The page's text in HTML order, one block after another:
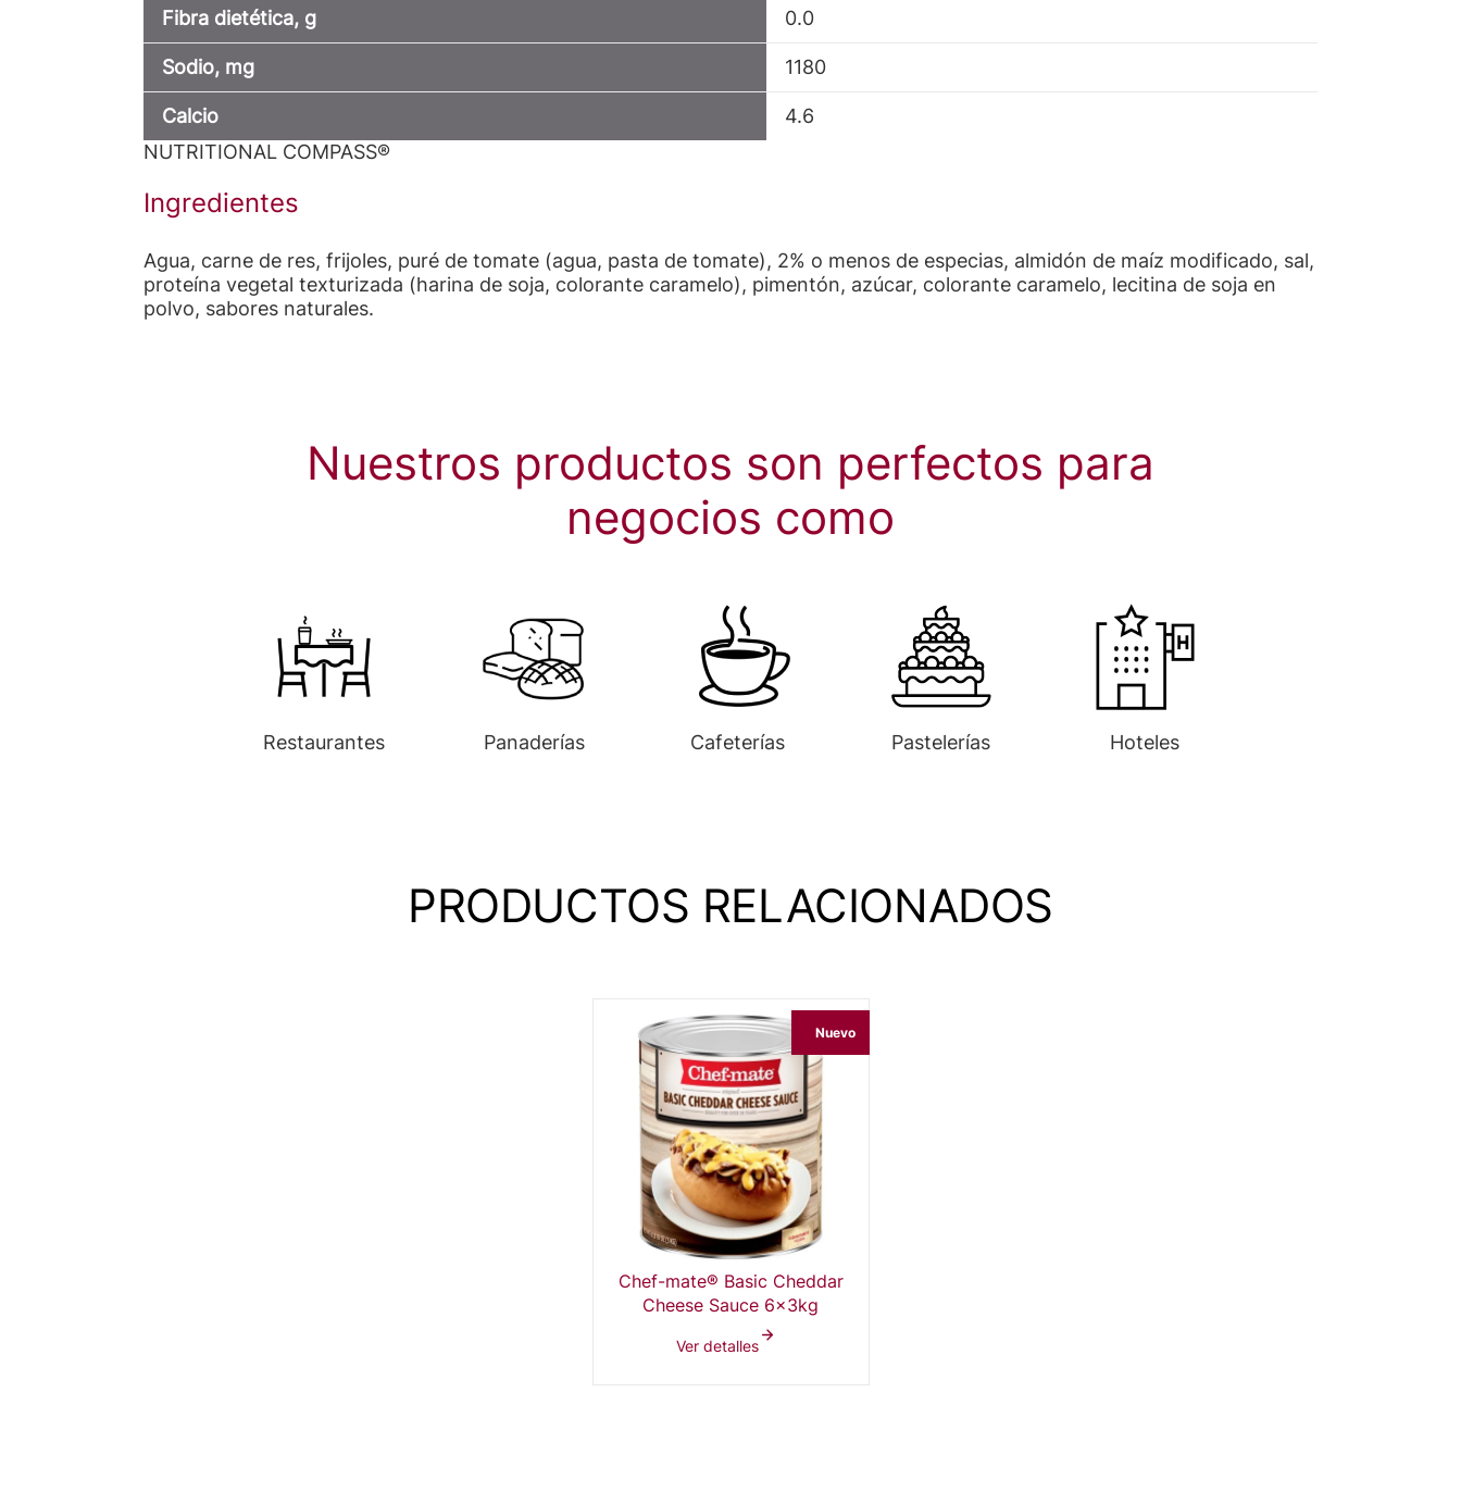
Fibra dietética, g 0.0
Sodio, mg 1180
Calcio
4.6
NUTRITIONAL COMPASS®
Ingredientes
Agua, carne de res, frijoles, puré de tomate (agua, pasta de tomate), 2% o menos de especias, almidón de maíz modificado, sal,
proteína vegetal texturizada (harina de soja, colorante caramelo), pimentón, azúcar, colorante caramelo, lecitina de soja en
polvo, sabores naturales.
Nuestros productos son perfectos para
negocios como
Restaurantes Panaderías Cafeterías Pastelerías Hoteles
PRODUCTOS RELACIONADOS
Nuevo
Chef-mate® Basic Cheddar
Cheese Sauce 6x3kg
Ver detalles